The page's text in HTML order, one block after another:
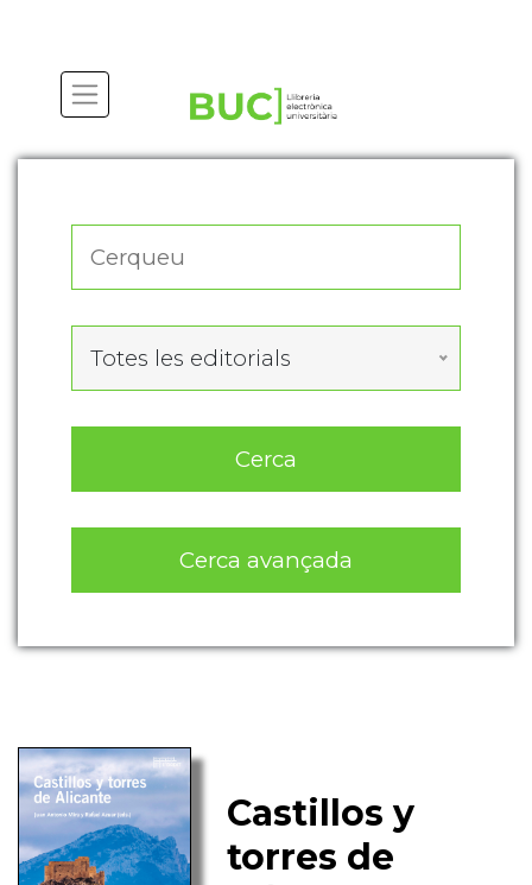
Totes les editorials
Cerca
Cerca avançada
Castillos y
torres de